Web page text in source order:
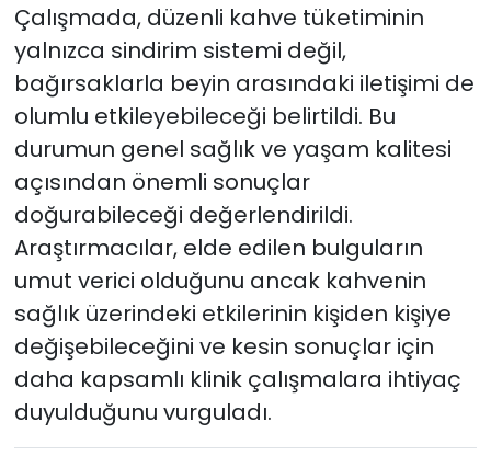
Çalışmada, düzenli kahve tüketiminin
yalnızca sindirim sistemi değil,
bağırsaklarla beyin arasındaki iletişimi de
olumlu etkileyebileceği belirtildi. Bu
durumun genel sağlık ve yaşam kalitesi
açısından önemli sonuçlar
doğurabileceği değerlendirildi.
Araştırmacılar, elde edilen bulguların
umut verici olduğunu ancak kahvenin
sağlık üzerindeki etkilerinin kişiden kişiye
değişebileceğini ve kesin sonuçlar için
daha kapsamlı klinik çalışmalara ihtiyaç
duyulduğunu vurguladı.